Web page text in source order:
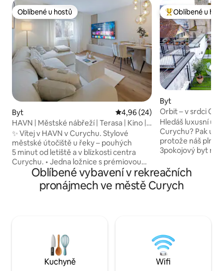
Oblíbené u hostů
Oblíbené u hostů
Byt Průměrné hodnocení 4,96 z 5,
4,96 (24)
HAVN | Městské nábřeží | Terasa | Kino |
Letiště
✨ Vítej v HAVN v Curychu. Stylové
městské útočiště u řeky – pouhých
5 minut od letiště a v blízkosti centra
Curychu. • Jedna ložnice s prémiovou
manželskou postelí a pracovním
prostorem • Světlý obývací pokoj
s rozkládací pohovkou a 75palcovou
sprchou • Parkování zdarma • Promítací
plátno pro skutečný kinematografický
zážitek • Soukromá pračka a sušička
v koupelně • Vysokorychlostní Wi-Fi
Nejlepší v
Oblíbené u
Byt
Orbit – v srdci
Hledáš luxusní
Curychu? Pak už
protože náš plně
3pokojový byt na
ložnicím,
pokoji, plně
a soukromé
přístup k mnoha
Curychu.
a šarm Curychu!
Oblíbené vybavení v rekreačních
pronájmech ve městě Curych
Kuchyně Wifi